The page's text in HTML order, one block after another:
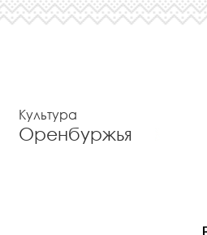
Культура
Оренбуржья